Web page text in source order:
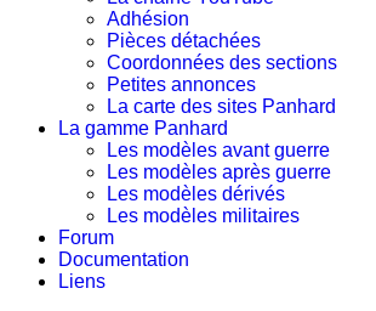
Adhésion
Pièces détachées
Coordonnées des sections
Petites annonces
La carte des sites Panhard
La gamme Panhard
Les modèles avant guerre
Les modèles après guerre
Les modèles dérivés
Les modèles militaires
Forum
Documentation
Liens